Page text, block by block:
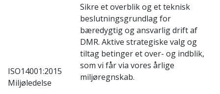
ISO14001:2015
Miljøledelse
Sikre et overblik og et teknisk
beslutningsgrundlag for
bæredygtig og ansvarlig drift af
DMR. Aktive strategiske valg og
tiltag betinger et over- og indblik,
som vi får via vores årlige
miljøregnskab.